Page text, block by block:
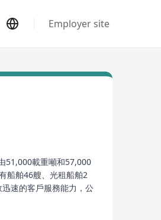
Employer site
51,000載重噸和57,000
船舶46艘、光租船舶2
速的客戶服務能力，公